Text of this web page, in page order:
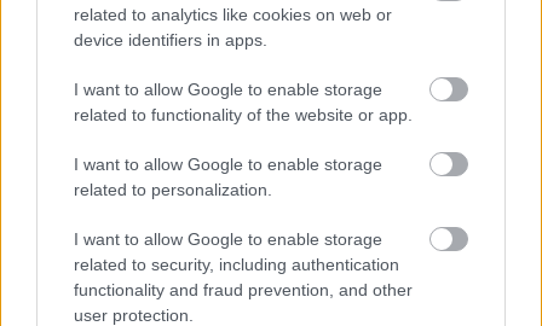
related to analytics like cookies on web or
device identifiers in apps.
I want to allow Google to enable storage
related to functionality of the website or app.
I want to allow Google to enable storage
related to personalization.
I want to allow Google to enable storage
related to security, including authentication
functionality and fraud prevention, and other
user protection.
Ilyen, amikor „fél” a Tisza – a durva csapadékhiány nagyon
Lehet, hogy mégis megússzuk Paks teljes leállítását, némileg
emelkedett a vízszint (VIDEÓVAL)
Tugyi Zétény ezüstérmet szerzett a bakui U17-es birkózó-
világbajnokságon
Jászberényben is korlátozásokat vezetnek be
Átfogó országos ellenőrzés indult a hazai akkumulátoripari
üzemekben